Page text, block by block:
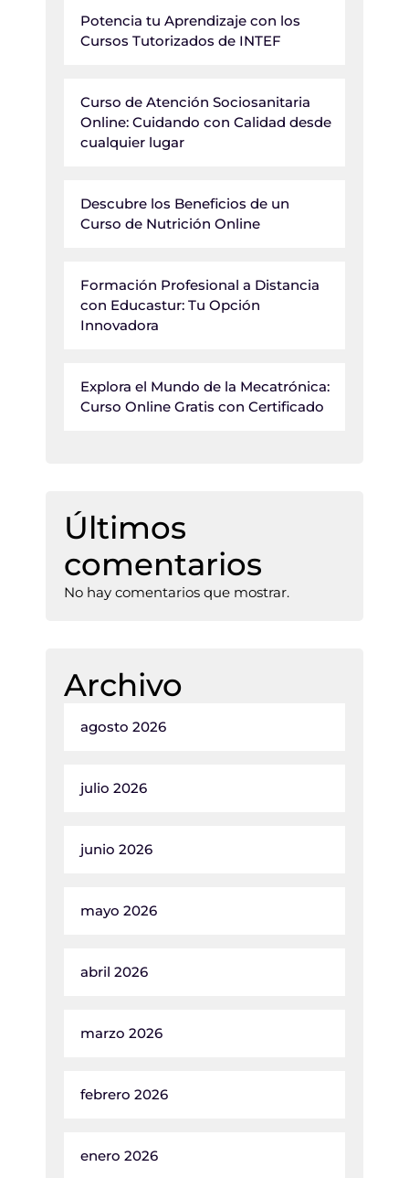
Potencia tu Aprendizaje con los
Cursos Tutorizados de INTEF
Curso de Atención Sociosanitaria
Online: Cuidando con Calidad desde
cualquier lugar
Descubre los Beneficios de un
Curso de Nutrición Online
Formación Profesional a Distancia
con Educastur: Tu Opción
Innovadora
Explora el Mundo de la Mecatrónica:
Curso Online Gratis con Certificado
Últimos
comentarios
No hay comentarios que mostrar.
Archivo
agosto 2026
julio 2026
junio 2026
mayo 2026
abril 2026
marzo 2026
febrero 2026
enero 2026